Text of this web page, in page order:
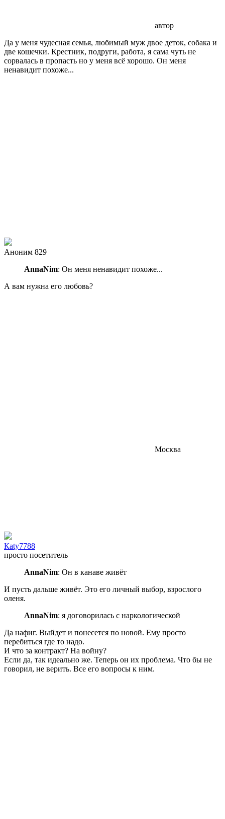
автор
Да у меня чудесная семья, любимый муж двое деток, собака и
две кошечки. Крестник, подруги, работа, я сама чуть не
сорвалась в пропасть но у меня всё хорошо. Он меня
ненавидит похоже...
Аноним 829
AnnaNim: Он меня ненавидит похоже...
А вам нужна его любовь?
Москва
Каty7788
просто посетитель
AnnaNim: Он в канаве живёт
И пусть дальше живёт. Это его личный выбор, взрослого
оленя.
AnnaNim: я договорилась с наркологической
Да нафиг. Выйдет и понесется по новой. Ему просто
перебиться где то надо.
И что за контракт? На войну?
Если да, так идеально же. Теперь он их проблема. Что бы не
говорил, не верить. Все его вопросы к ним.